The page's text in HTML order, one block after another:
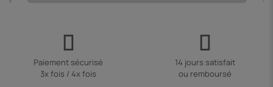
Paiement sécurisé
3x fois / 4x fois
14 jours satisfait
ou remboursé